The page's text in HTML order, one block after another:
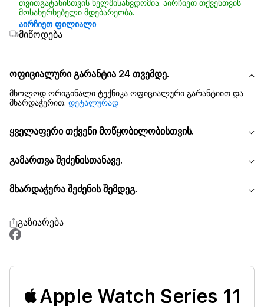
თვითგატანისთვის ხელმისაწვდომია. აირჩიეთ თქვენთვის
მოსახერხებელი მდებარეობა.
აირჩიეთ ფილიალი
მიწოდება
ოფიციალური გარანტია 24 თვემდე.
მხოლოდ ორიგინალი ტექნიკა ოფიციალური გარანტიით და
მხარდაჭერით. დეტალურად
ყველაფერი თქვენი მოწყობილობისთვის.
გამართვა შეძენისთანავე.
მხარდაჭერა შეძენის შემდეგ.
გაზიარება
Apple Watch Series 11